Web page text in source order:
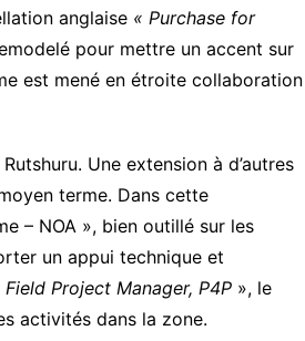
anglaise « Purchase for
pour mettre un accent sur
est mené en étroite collaboration
Une extension à d’autres
terme. Dans cette
– NOA », bien outillé sur les
un appui technique et
Field Project Manager, P4P », le
activités dans la zone.